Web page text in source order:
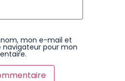
mon e-mail et
navigateur pour mon